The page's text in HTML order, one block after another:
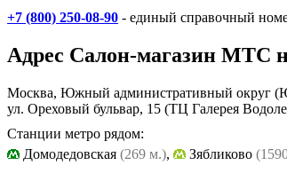
+7 (800) 250-08-90 - единый справочный
Адрес Салон-магазин МТС
Москва, Южный административный округ
ул. Ореховый бульвар, 15 (ТЦ Галерея
Станции метро рядом:
Домодедовская (269 м.), Зябликово